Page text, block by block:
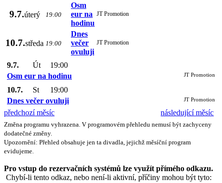
9.7.úterý 19:00
Osm
eur na
hodinu
JT Promotion
10.7.středa 19:00
Dnes
večer
ovuluji
JT Promotion
9.7. Út
19:00
Osm eur na hodinu
JT Promotion
10.7. St
19:00
Dnes večer ovuluji
JT Promotion
předchozí měsíc následující měsíc
Změna programu vyhrazena. V programovém přehledu nemusí být zachyceny
dodatečné změny.
Upozornění: Přehled obsahuje jen ta divadla, jejichž měsíční program
evidujeme.
Pro vstup do rezervačních systémů lze využít přímého odkazu.
Chybí-li tento odkaz, nebo není-li aktivní, příčiny mohou být tyto: